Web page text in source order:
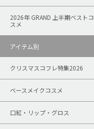
2026年 GRAND 上半期ベストコ
スメ
アイテム別
クリスマスコフレ特集2026
ベースメイクコスメ
口紅・リップ・グロス